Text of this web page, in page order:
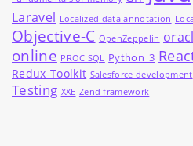
Laravel Localized data annotation
Objective-C OpenZeppelin
online PROC SQL Python_3
Redux-Toolkit Salesforce development
Testing XXE Zend framework